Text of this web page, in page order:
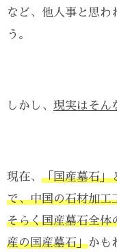
など、他人事と思わ
う。
しかし、 現実はそん
現在、 「国産墓石」
で、中国の石材加工
そらく国産墓石全体
産の国産墓石」かも